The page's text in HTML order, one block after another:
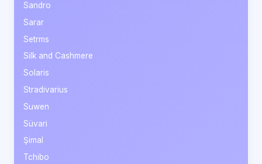
Sandro
Sarar
Setrms
Silk and Cashmere
Solaris
Stradivarius
Suwen
Süvari
Şimal
Tchibo